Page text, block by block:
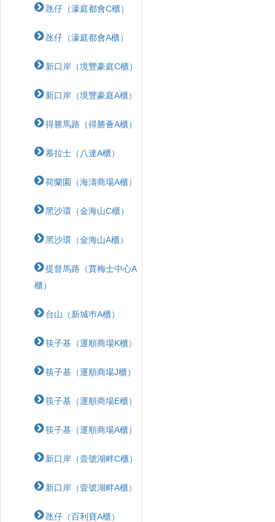
氹仔（濠庭都會C櫃）
氹仔（濠庭都會A櫃）
新口岸（境豐豪庭C櫃）
新口岸（境豐豪庭A櫃）
得勝馬路（得勝薈A櫃）
慕拉士（八達A櫃）
荷蘭園（海濤商場A櫃）
黑沙環（金海山C櫃）
黑沙環（金海山A櫃）
提督馬路（賈梅士中心A
櫃）
台山（新城巿A櫃）
筷子基（運順商場K櫃）
筷子基（運順商場J櫃）
筷子基（運順商場E櫃）
筷子基（運順商場A櫃）
新口岸（壹號湖畔C櫃）
新口岸（壹號湖畔A櫃）
氹仔（百利寶A櫃）